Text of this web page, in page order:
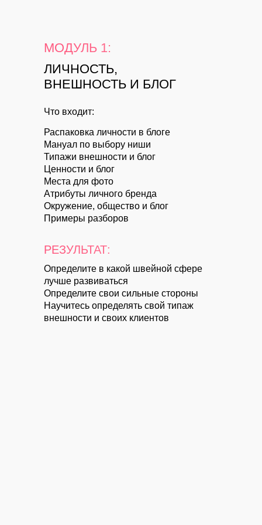
МОДУЛЬ 1:
ЛИЧНОСТЬ,
ВНЕШНОСТЬ И БЛОГ
РЕЗУЛЬТАТ:
Определите в какой швейной сфере
лучше развиваться
Определите свои сильные стороны
Научитесь определять свой типаж
внешности и своих клиентов
Распаковка личности в блоге
Мануал по выбору ниши
Типажи внешности и блог
Ценности и блог
Места для фото
Атрибуты личного бренда
Окружение, общество и блог
Примеры разборов
Что входит: